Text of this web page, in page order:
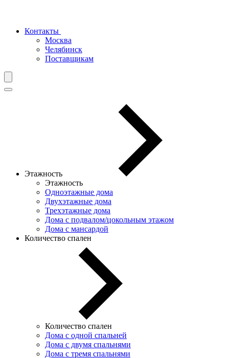
Контакты
Москва
Челябинск
Поставщикам
Этажность
Этажность
Одноэтажные дома
Двухэтажные дома
Трехэтажные дома
Дома с подвалом/цокольным этажом
Дома с мансардой
Количество спален
Количество спален
Дома с одной спальней
Дома с двумя спальнями
Дома с тремя спальнями